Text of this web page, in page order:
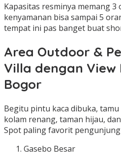
Kapasitas resminya memang 3
kenyamanan bisa sampai 5
tempat ini pas banget buat
Area Outdoor &
Villa dengan
Bogor
Begitu pintu kaca dibuka,
kolam renang, taman hijau,
Spot paling favorit pengunjung
Gasebo Besar